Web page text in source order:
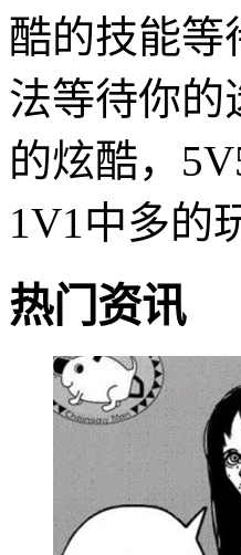
酷的技能等
法等待你的
的炫酷，
1V1中多的
热门资讯